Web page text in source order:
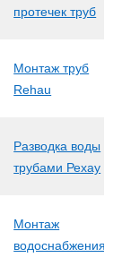
протечек труб
Монтаж труб
Rehau
Разводка воды
трубами Рехау
Монтаж
водоснабжения